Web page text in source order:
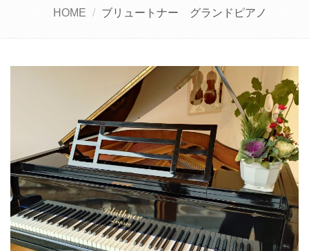
HOME ブリュートナー グランドピアノ